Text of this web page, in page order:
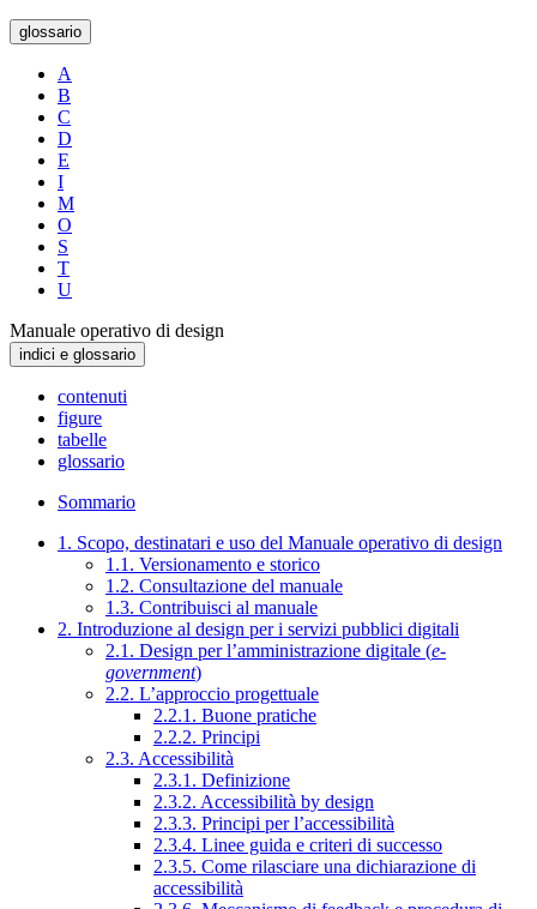
glossario
A
B
C
D
E
I
M
O
S
T
U
Manuale operativo di design
indici e glossario
contenuti
figure
tabelle
glossario
Sommario
1. Scopo, destinatari e uso del Manuale operativo di design
1.1. Versionamento e storico
1.2. Consultazione del manuale
1.3. Contribuisci al manuale
2. Introduzione al design per i servizi pubblici digitali
2.1. Design per l’amministrazione digitale (e-
government)
2.2. L’approccio progettuale
2.2.1. Buone pratiche
2.2.2. Principi
2.3. Accessibilità
2.3.1. Definizione
2.3.2. Accessibilità by design
2.3.3. Principi per l’accessibilità
2.3.4. Linee guida e criteri di successo
2.3.5. Come rilasciare una dichiarazione di
accessibilità